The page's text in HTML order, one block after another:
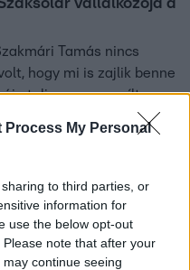
Process My Personal
to third parties, or
information for
use the below opt-out
note that after your
continue seeing
vállalkozója a
Tamás nincs
hogy mi is zajlik benne
teljesen megnyílt a
ők hogyan élik meg a
de Orbók Ilona